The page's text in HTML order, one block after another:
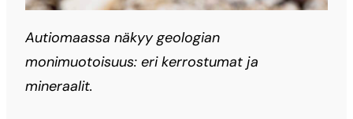
Autiomaassa näkyy geologian
monimuotoisuus: eri kerrostumat ja
mineraalit.